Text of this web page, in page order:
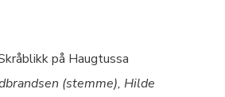
på Haugtussa
(stemme), Hilde